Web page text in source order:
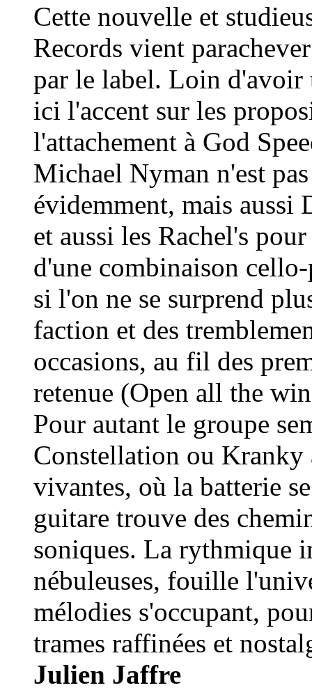
Cette nouvelle et
Records vient
par le label. Loin d'avoir
ici l'accent sur les
l'attachement à God
Michael Nyman n'est
évidemment, mais
et aussi les Rachel's
d'une combinaison
si l'on ne se surprend
faction et des
occasions, au fil des
retenue (Open all the
Pour autant le groupe
Constellation ou Kranky
vivantes, où la batterie
guitare trouve des
soniques. La rythmique
nébuleuses, fouille
mélodies s'occupant,
trames raffinées et
Julien Jaffre